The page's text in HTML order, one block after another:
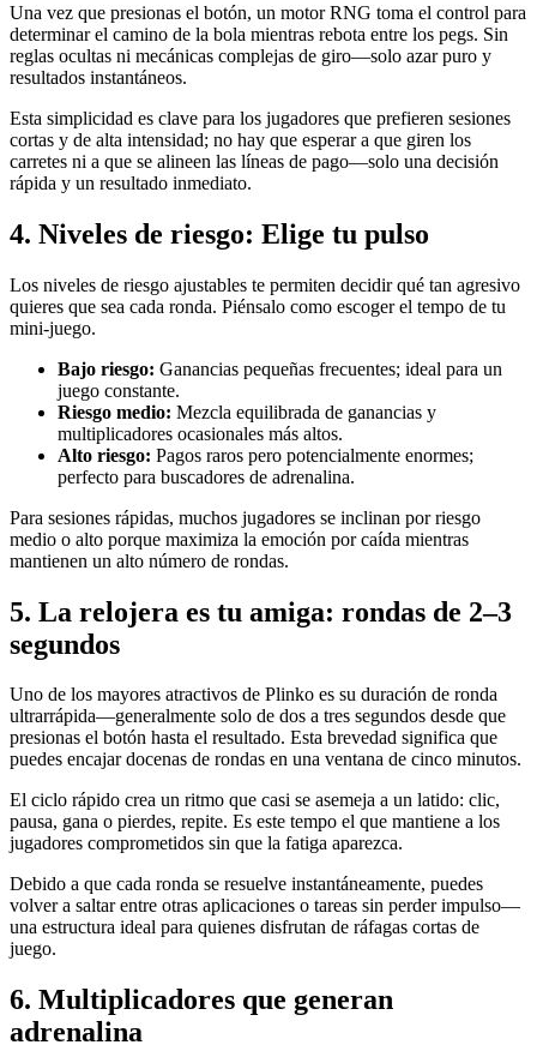
Una vez que presionas el botón, un motor RNG toma el control para
determinar el camino de la bola mientras rebota entre los pegs. Sin
reglas ocultas ni mecánicas complejas de giro—solo azar puro y
resultados instantáneos.
Esta simplicidad es clave para los jugadores que prefieren sesiones
cortas y de alta intensidad; no hay que esperar a que giren los
carretes ni a que se alineen las líneas de pago—solo una decisión
rápida y un resultado inmediato.
4. Niveles de riesgo: Elige tu pulso
Los niveles de riesgo ajustables te permiten decidir qué tan agresivo
quieres que sea cada ronda. Piénsalo como escoger el tempo de tu
mini‑juego.
Bajo riesgo: Ganancias pequeñas frecuentes; ideal para un
juego constante.
Riesgo medio: Mezcla equilibrada de ganancias y
multiplicadores ocasionales más altos.
Alto riesgo: Pagos raros pero potencialmente enormes;
perfecto para buscadores de adrenalina.
Para sesiones rápidas, muchos jugadores se inclinan por riesgo
medio o alto porque maximiza la emoción por caída mientras
mantienen un alto número de rondas.
5. La relojera es tu amiga: rondas de 2–3
segundos
Uno de los mayores atractivos de Plinko es su duración de ronda
ultrarrápida—generalmente solo de dos a tres segundos desde que
presionas el botón hasta el resultado. Esta brevedad significa que
puedes encajar docenas de rondas en una ventana de cinco minutos.
El ciclo rápido crea un ritmo que casi se asemeja a un latido: clic,
pausa, gana o pierdes, repite. Es este tempo el que mantiene a los
jugadores comprometidos sin que la fatiga aparezca.
Debido a que cada ronda se resuelve instantáneamente, puedes
volver a saltar entre otras aplicaciones o tareas sin perder impulso—
una estructura ideal para quienes disfrutan de ráfagas cortas de
juego.
6. Multiplicadores que generan
adrenalina